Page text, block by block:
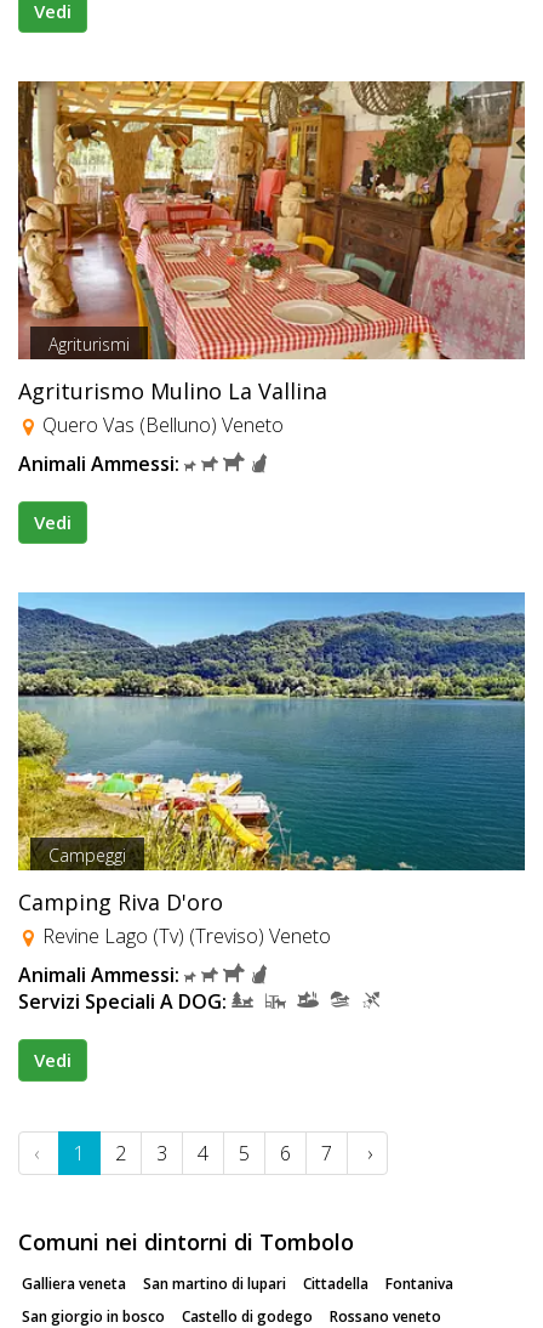
Vedi
Agriturismi
Agriturismo Mulino La Vallina
Quero Vas (Belluno) Veneto
Animali Ammessi:
Vedi
Campeggi
Camping Riva D'oro
Revine Lago (Tv) (Treviso) Veneto
Animali Ammessi:
Servizi Speciali A DOG:
Vedi
‹ 1 2 3 4 5 6 7 ›
Comuni nei dintorni di Tombolo
Galliera veneta San martino di lupari Cittadella
Fontaniva
San giorgio in bosco
Castello di godego
Rossano veneto